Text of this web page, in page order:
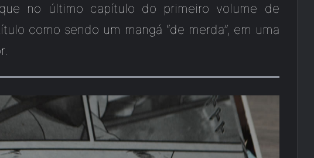
no último capítulo do primeiro volume de
como sendo um mangá “de merda”, em uma